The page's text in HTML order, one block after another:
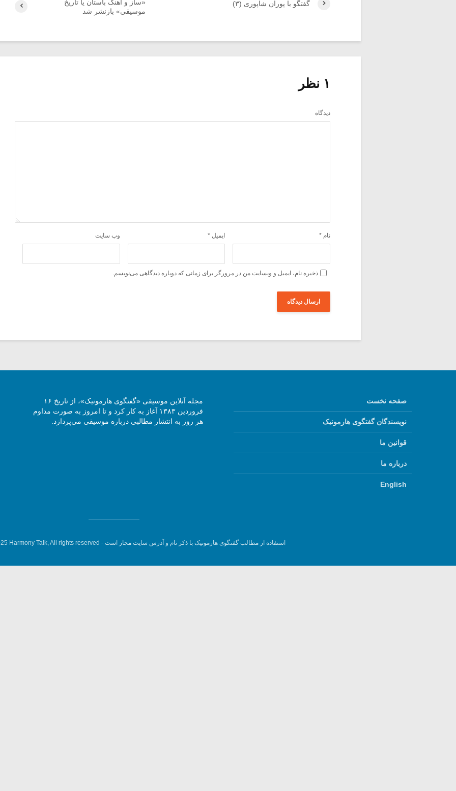
«ساز و آهنگ باستان یا تاریخ
موسیقی» بازنشر شد
گفتگو با پوران شاپوری (۳)
۱ نظر
دیدگاه
نام * ایمیل * وب‌ سایت
ذخیره نام، ایمیل و وبسایت من در مرورگر برای زمانی که دوباره دیدگاهی می‌نویسم.
صفحه نخست
نویسندگان گفتگوی هارمونیک
قوانین ما
درباره ما
English
مجله آنلاین موسیقی «گفتگوی هارمونیک»، از تاریخ ۱۶
فروردین ۱۳۸۳ آغاز به کار کرد و تا امروز به صورت مداوم
هر روز به انتشار مطالبی درباره موسیقی می‌پردازد.
استفاده از مطالب گفتگوی هارمونیک با ذکر نام و آدرس سایت مجاز است - Harmony Talk, All rights reserved.